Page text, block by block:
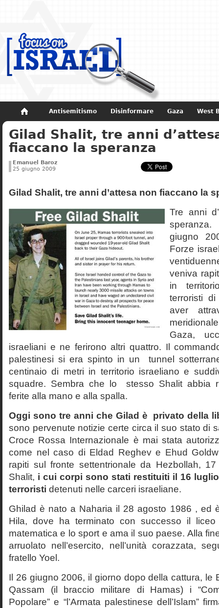
Antisemitismo Disinformare Gaza West
Non dimenticare Storia di Israele
Gilad Shalit, tre anni
fiaccano la speranza
Emanuel Baroz
25 giugno 2009
Gilad Shalit, tre anni d’attesa non fiaccano la
Tre anni
giugno
Forze
veniva
in
terroristi
aver
Gaza,
israeliani e ne ferirono altri quattro. Il
palestinesi si era spinto in un tunnel
centinaio di metri in territorio israeliano e
squadre. Sembra che lo stesso Shalit abbia
ferite alla mano e alla spalla.
Oggi sono tre anni che Gilad è privato della
sono pervenute notizie certe circa il suo stato di
Croce Rossa Internazionale è mai stata
come nel caso di Eldad Reghev e Ehud
rapiti sul fronte settentrionale da Hezbollah,
Shalit, i cui corpi sono stati restituiti il 16
terroristi detenuti nelle carceri israeliane.
Ghilad è nato a Naharia il 28 agosto 1986 , ed
Hila, dove ha terminato con successo il liceo
matematica e lo sport e ama il suo paese. Alla
arruolato nell’esercito, nell’unità corazzata,
fratello Yoel.
Il 26 giugno 2006, il giorno dopo della cattura, le
Qassam (il braccio militare di Hamas) i
Popolare” e “l’Armata palestinese dell’Islam”